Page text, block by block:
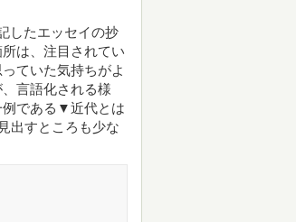
したエッセイの抄
は、注目されてい
ていた気持ちがよ
言語化される様
例である▼近代とは
出すところも少な